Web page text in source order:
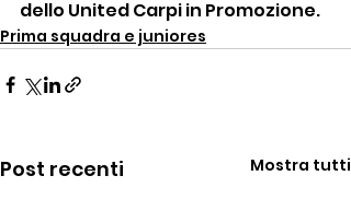
dello United Carpi in Promozione.
Prima squadra e juniores
Post recenti Mostra tutti